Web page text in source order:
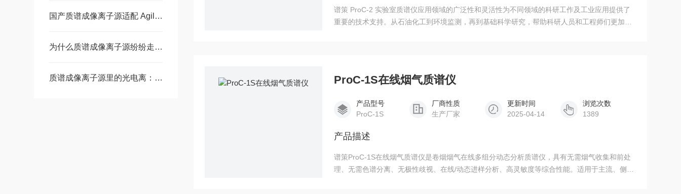
国产质谱成像离子源适配 Agilent、AB SCIEX、Thermo
为什么质谱成像离子源纷纷走向「双电离」路线
质谱成像离子源里的光电离：那束「第二光」到底干了什么
谱策 ProC-2 实验室质谱仪应用领域的广泛性和灵活性为不同领域的科研工作及工业应用提供了
重要的技术支持。从石油化工到环境监测，再到基础科学研究，帮助科研人员和工程师们更加深
ProC-1S在线烟气质谱仪
产品型号
ProC-1S
厂商性质
生产厂家
更新时间
2025-04-14
浏览次数
1389
产品描述
谱策ProC-1S在线烟气质谱仪是卷烟烟气在线多组分动态分析质谱仪，具有无需烟气收集和前处
理、无需色谱分离、无极性歧视、在线/动态进样分析、高灵敏度等综合性能。适用于主流、侧